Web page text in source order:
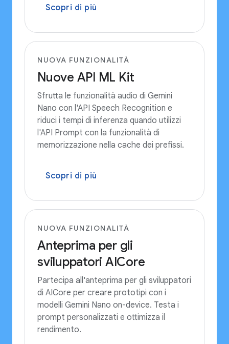
Scopri di più
NUOVA FUNZIONALITÀ
Nuove API ML Kit
Sfrutta le funzionalità audio di Gemini
Nano con l'API Speech Recognition e
riduci i tempi di inferenza quando utilizzi
l'API Prompt con la funzionalità di
memorizzazione nella cache dei prefissi.
Scopri di più
NUOVA FUNZIONALITÀ
Anteprima per gli
sviluppatori AICore
Partecipa all'anteprima per gli sviluppatori
di AICore per creare prototipi con i
modelli Gemini Nano on-device. Testa i
prompt personalizzati e ottimizza il
rendimento.